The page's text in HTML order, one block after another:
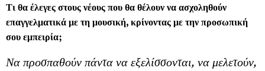
Τι θα έλεγες στους νέους που θα θέλουν να ασχοληθούν
επαγγελματικά με τη μουσική, κρίνοντας με την προσωπική
σου εμπειρία;
Να προσπαθούν πάντα να εξελίσσονται, να μελετούν,